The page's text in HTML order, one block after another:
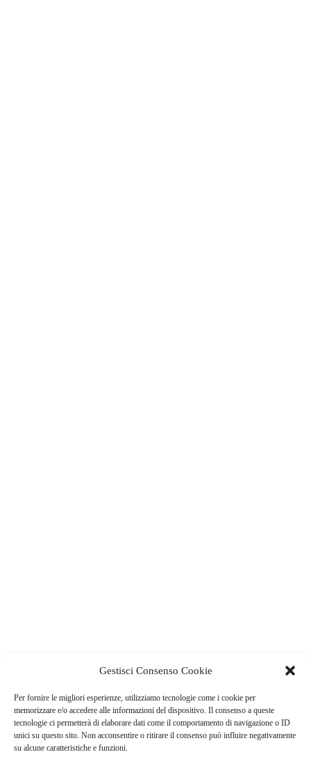
Gestisci Consenso Cookie
Per fornire le migliori esperienze, utilizziamo tecnologie come i cookie per
memorizzare e/o accedere alle informazioni del dispositivo. Il consenso a queste
tecnologie ci permetterà di elaborare dati come il comportamento di navigazione o ID
unici su questo sito. Non acconsentire o ritirare il consenso può influire negativamente
su alcune caratteristiche e funzioni.